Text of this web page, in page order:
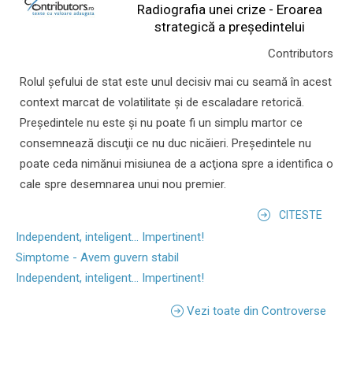
Radiografia unei crize - Eroarea
strategică a președintelui
Contributors
Rolul şefului de stat este unul decisiv mai cu seamă în acest
context marcat de volatilitate şi de escaladare retorică.
Preşedintele nu este şi nu poate fi un simplu martor ce
consemnează discuţii ce nu duc nicăieri. Preşedintele nu
poate ceda nimănui misiunea de a acţiona spre a identifica o
cale spre desemnarea unui nou premier.
CITESTE
Independent, inteligent... Impertinent!
Simptome - Avem guvern stabil
Independent, inteligent... Impertinent!
Vezi toate din Controverse